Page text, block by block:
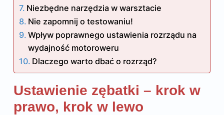
Niezbędne narzędzia w warsztacie
Nie zapomnij o testowaniu!
Wpływ poprawnego ustawienia rozrządu na
wydajność motoroweru
Dlaczego warto dbać o rozrząd?
Ustawienie zębatki – krok w
prawo, krok w lewo